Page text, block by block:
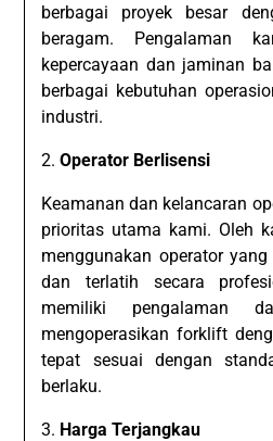
berbagai proyek besar
beragam. Pengalaman
kepercayaan dan jaminan
berbagai kebutuhan
industri.
2.Operator Berlisensi
Keamanan dan kelancaran
prioritas utama kami. Oleh
menggunakan operator
dan terlatih secara
memiliki pengalaman
mengoperasikan forklift
tepat sesuai dengan
berlaku.
3. Harga Terjangkau